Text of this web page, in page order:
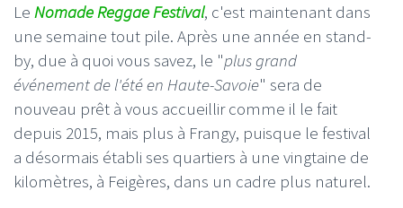
Le Nomade Reggae Festival, c'est maintenant dans
une semaine tout pile. Après une année en stand-
by, due à quoi vous savez, le "plus grand
événement de l'été en Haute-Savoie" sera de
nouveau prêt à vous accueillir comme il le fait
depuis 2015, mais plus à Frangy, puisque le festival
a désormais établi ses quartiers à une vingtaine de
kilomètres, à Feigères, dans un cadre plus naturel.